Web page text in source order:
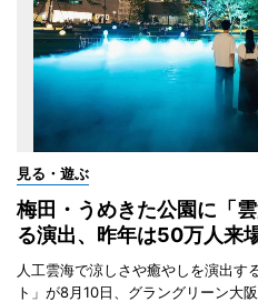
見る・遊ぶ
梅田・うめきた公園に「
る演出、昨年は50万人来
人工雲海で涼しさや癒やしを演出す
ト」が8月10日、グラングリーン大